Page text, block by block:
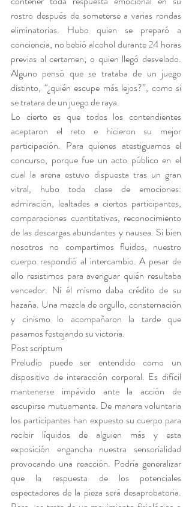
rostro después de someterse a varias rondas
eliminatorias. Hubo quien se preparó a
conciencia, no bebió alcohol durante 24 horas
previas al certamen; o quien llegó desvelado.
Alguno pensó que se trataba de un juego
distinto, “¿quién escupe más lejos?”, como si
se tratara de un juego de raya.
Lo cierto es que todos los contendientes
aceptaron el reto e hicieron su mejor
participación. Para quienes atestiguamos el
concurso, porque fue un acto público en el
cual la arena estuvo dispuesta tras un gran
vitral, hubo toda clase de emociones:
admiración, lealtades a ciertos participantes,
comparaciones cuantitativas, reconocimiento
de las descargas abundantes y nausea. Si bien
nosotros no compartimos fluidos, nuestro
cuerpo respondió al intercambio. A pesar de
ello resistimos para averiguar quién resultaba
vencedor. Ni él mismo daba crédito de su
hazaña. Una mezcla de orgullo, consternación
y cinismo lo acompañaron la tarde que
pasamos festejando su victoria.
Post scriptum
Preludio puede ser entendido como un
dispositivo de interacción corporal. Es difícil
mantenerse impávido ante la acción de
escupirse mutuamente. De manera voluntaria
los participantes han expuesto su cuerpo para
recibir líquidos de alguien más y esta
exposición engancha nuestra sensorialidad
provocando una reacción. Podría generalizar
que la respuesta de los potenciales
espectadores de la pieza será desaprobatoria.